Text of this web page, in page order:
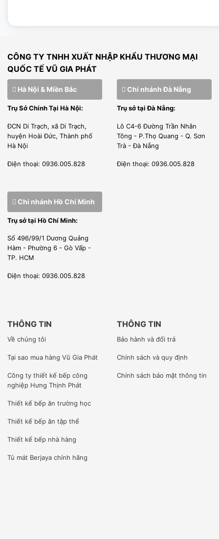
style=”position: absolute;top: 0;left: 0;width:
100%;height: 100%;” width=”640″]
Chúng tôi có thư phân phối được nhà sản xuất cấp phép
bán hàng tại thị trường Việt Nam.
Kỹ sư của chúng tôi được đào tạo tại nhà sản xuất, được
2. LÀM VIỆC CHUYÊN NGHIỆP
Chúng tôi là đơn vị nhập khẩu trực tiếp giao hàng và lắp
đặt thi công dự án.
Đội ngũ nhân sự kỹ thuật viên của Vũ Gia Phát được tuyển
chọn từ kỹ sư điện lạnh, tay nghề cao từ những trường đại
học, cao đẳng, sau đó kỹ thuật viên được đào tạo chuyên
sâu tại công ty cũng như tham gia những khóa huấn luyện
ngắn ngày tại nhà máy của nhà sản xuất.
CÔNG TY TNHH XUẤT NHẬP KHẨU THƯƠNG MẠI
QUỐC TẾ VŨ GIA PHÁT
Hà Nội & Miền Bắc
Trụ Sở Chính Tại Hà Nội:
ĐCN Di Trạch, xã Di Trạch,
huyện Hoài Đức, Thành phố
Hà Nội
Điện thoại: 0936.005.828
Chi nhánh Đà Nẵng
Trụ sở tại Đà Nẵng:
Lô C4-6 Đường Trần Nhân
Tông - P.Thọ Quang - Q. Sơn
Trà - Đà Nẵng
Điện thoại: 0936.005.828
Chi nhánh Hồ Chí Minh
Trụ sở tại Hồ Chí Minh:
Số 496/99/1 Dương Quảng
Hàm - Phường 6 - Gò Vấp -
TP. HCM
Điện thoại: 0936.005.828
THÔNG TIN
Về chúng tôi
Tại sao mua hàng Vũ Gia Phát
Công ty thiết kế bếp công
nghiệp Hưng Thịnh Phát
Thiết kế bếp ăn trường học
Thiết kế bếp ăn tập thể
Thiết kế bếp nhà hàng
Tủ mát Berjaya chính hãng
THÔNG TIN
Bảo hành và đổi trả
Chính sách và quy định
Chính sách bảo mật thông tin